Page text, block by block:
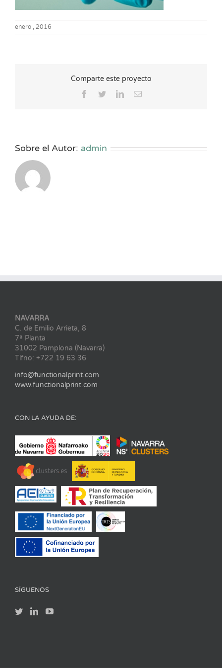
enero , 2016
Comparte este proyecto
Facebook
TwitterLinkedInCorreo
Sobre el Autor: admin
NAVARRA
C. de Emilio Arrieta, 8
7ª Planta
31002 Pamplona (Navarra)
Tlfno: +722 19 63 36
info@functionalprint.com
www.functionalprint.com
CON LA AYUDA DE:
SÍGUENOS